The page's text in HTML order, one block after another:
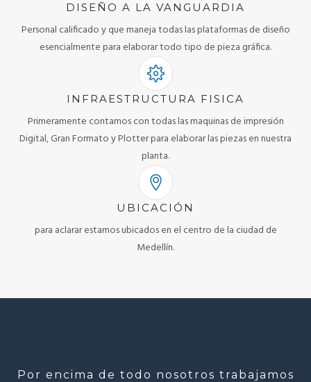
DISEÑO A LA VANGUARDIA
Personal calificado y que maneja todas las plataformas de diseño
esencialmente para elaborar todo tipo de pieza gráfica.
INFRAESTRUCTURA FISICA
Primeramente contamos con todas las maquinas de impresión
Digital, Gran Formato y Plotter para elaborar las piezas en nuestra
planta.
UBICACIÓN
para aclarar estamos ubicados en el centro de la ciudad de
Medellín.
Por encima de todo nosotros trabajamos